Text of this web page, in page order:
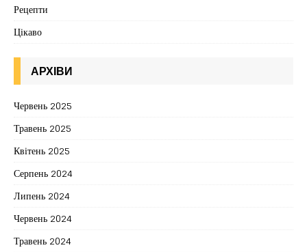
Рецепти
Цікаво
АРХІВИ
Червень 2025
Травень 2025
Квітень 2025
Серпень 2024
Липень 2024
Червень 2024
Травень 2024